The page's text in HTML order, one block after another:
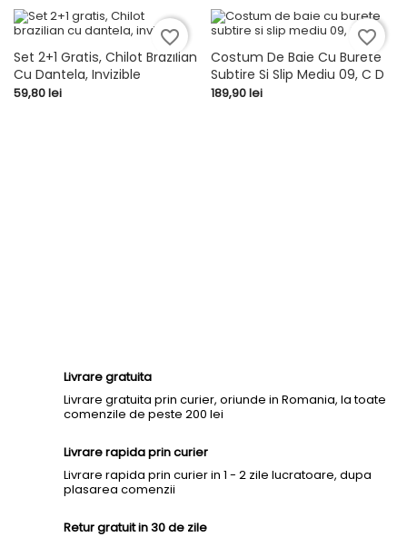
Set 2+1 Gratis, Chilot Brazilian
Cu Dantela, Invizible
Pret
59,80 lei
favorite_border
Costum De Baie Cu Burete
Subtire Si Slip Mediu 09, C D
Pret
189,90 lei
favorite_border
Livrare gratuita
Livrare gratuita prin curier, oriunde in Romania, la toate
comenzile de peste 200 lei
Livrare rapida prin curier
Livrare rapida prin curier in 1 - 2 zile lucratoare, dupa
plasarea comenzii
Retur gratuit in 30 de zile